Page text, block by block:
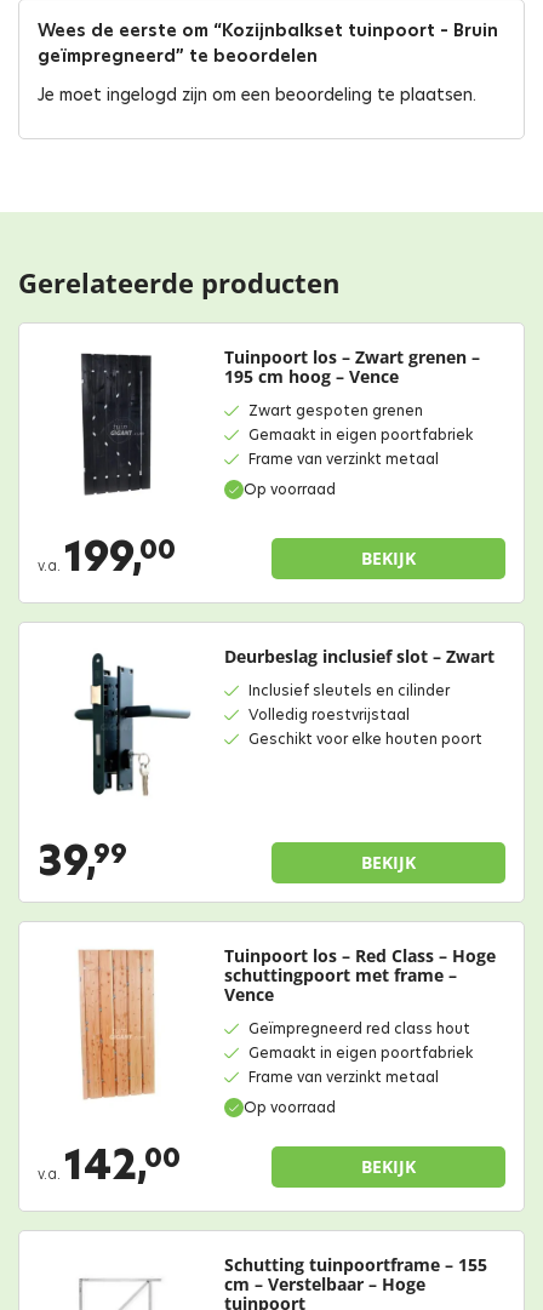
Wees de eerste om “Kozijnbalkset tuinpoort – Bruin
geïmpregneerd” te beoordelen
Je moet ingelogd zijn om een beoordeling te plaatsen.
Gerelateerde producten
Op voorraad
Tuinpoort los – Zwart grenen –
195 cm hoog – Vence
Zwart gespoten grenen
Gemaakt in eigen poortfabriek
Frame van verzinkt metaal
v.a. 199,00 BEKIJK
Deurbeslag inclusief slot – Zwart
Inclusief sleutels en cilinder
Volledig roestvrijstaal
Geschikt voor elke houten poort
39,99 BEKIJK
Op voorraad
Tuinpoort los – Red Class – Hoge
schuttingpoort met frame –
Vence
Geïmpregneerd red class hout
Gemaakt in eigen poortfabriek
Frame van verzinkt metaal
v.a. 142,00 BEKIJK
Schutting tuinpoortframe – 155
cm – Verstelbaar – Hoge
tuinpoort